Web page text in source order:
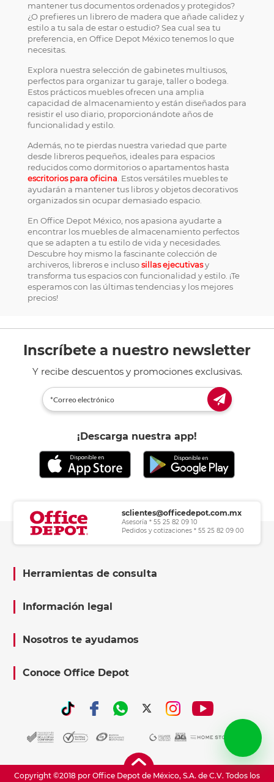
mantener tus documentos ordenados y protegidos?
¿O prefieres un librero de madera que añade calidez y
estilo a tu sala de estar o estudio? Sea cual sea tu
preferencia, en Office Depot México tenemos lo que
necesitas.
Explora nuestra selección de gabinetes multiusos,
perfectos para organizar tu garaje, taller o bodega.
Estos prácticos muebles ofrecen una amplia
capacidad de almacenamiento y están diseñados para
resistir el uso diario, proporcionándote años de
funcionalidad y estilo.
Además, no te pierdas nuestra variedad que parte
desde libreros pequeños, ideales para espacios
reducidos como dormitorios o apartamentos hasta
escritorios para oficina . Estos versátiles muebles te
ayudarán a mantener tus libros y objetos decorativos
organizados sin ocupar demasiado espacio.
En Office Depot México, nos apasiona ayudarte a
encontrar los muebles de almacenamiento perfectos
que se adapten a tu estilo de vida y necesidades.
Descubre hoy mismo la fascinante colección de
archiveros, libreros e inclusosillas ejecutivasy
transforma tus espacios con funcionalidad y estilo. ¡Te
esperamos con las últimas tendencias y los mejores
precios!
Inscríbete a nuestro newsletter
Y recibe descuentos y promociones exclusivas.
¡Descarga nuestra app!
sclientes@officedepot.com.mx
Asesoría * 55 25 82 09 10
Pedidos y cotizaciones * 55 25 82 09 00
Herramientas de consulta
Información legal
Nosotros te ayudamos
Conoce Office Depot
Copyright ©2018 por Office Depot de México, S.A. de C.V. Todos los